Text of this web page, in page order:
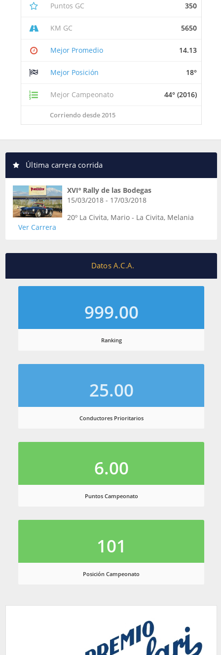
Puntos GC 350
KM GC 5650
Mejor Promedio 14.13
Mejor Posición 18°
Mejor Campeonato 44° (2016)
Corriendo desde 2015
Última carrera corrida
XVIº Rally de las Bodegas
15/03/2018 - 17/03/2018
20º La Civita, Mario - La Civita, Melania
Ver Carrera
Datos A.C.A.
999.00
Ranking
25.00
Conductores Prioritarios
6.00
Puntos Campeonato
101
Posición Campeonato